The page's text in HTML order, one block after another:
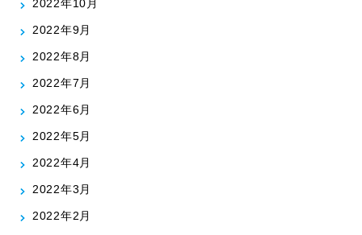
2022年10月
2022年9月
2022年8月
2022年7月
2022年6月
2022年5月
2022年4月
2022年3月
2022年2月